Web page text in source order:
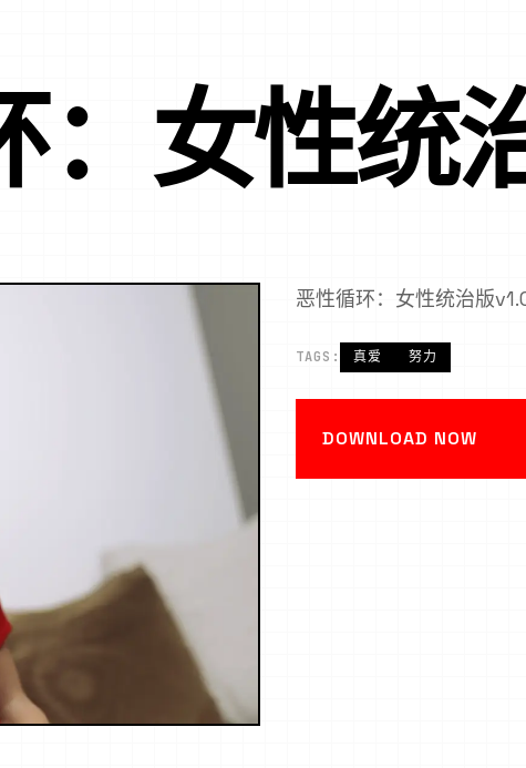
：女性统
恶性循环：女性统治版
TAGS: 真爱 努力
DOWNLOAD NOW